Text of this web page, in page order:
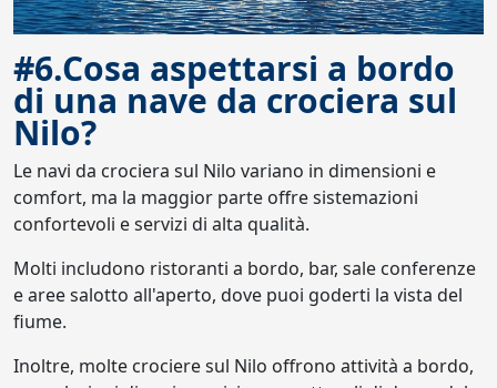
#6.Cosa aspettarsi a bordo
di una nave da crociera sul
Nilo?
Le navi da crociera sul Nilo variano in dimensioni e
comfort, ma la maggior parte offre sistemazioni
confortevoli e servizi di alta qualità.
Molti includono ristoranti a bordo, bar, sale conferenze
e aree salotto all'aperto, dove puoi goderti la vista del
fiume.
Inoltre, molte crociere sul Nilo offrono attività a bordo,